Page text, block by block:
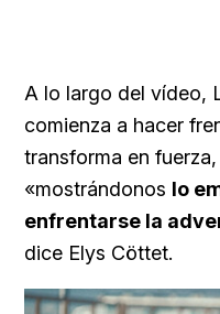
A lo largo del vídeo,
comienza a hacer
transforma en
«mostrándonos lo
enfrentarse la
dice Elys Cöttet.